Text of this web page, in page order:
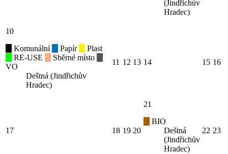
(Jindřichův
Hradec)
10
Komunální
Papír
Plast
RE-USE
Sběrné místo
VO
Deštná (Jindřichův
Hradec)
11 12 13 14 15 16
17 18 19 20
21
BIO
Deštná
(Jindřichův
Hradec)
22 23